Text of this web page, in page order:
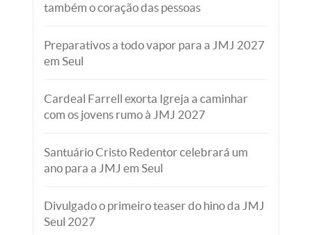
também o coração das pessoas
Preparativos a todo vapor para a JMJ 2027
em Seul
Cardeal Farrell exorta Igreja a caminhar
com os jovens rumo à JMJ 2027
Santuário Cristo Redentor celebrará um
ano para a JMJ em Seul
Divulgado o primeiro teaser do hino da JMJ
Seul 2027